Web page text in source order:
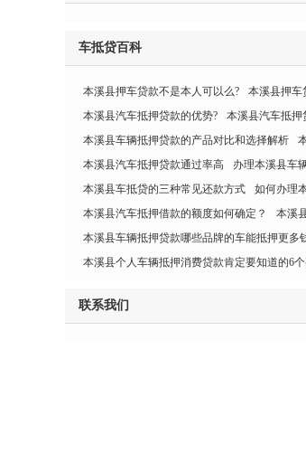
车抵贷百科
本溪县押车贷款不是本人可以么? 本溪县押车
本溪县汽车抵押贷款的优势?
本溪县汽车抵押
本溪县车辆抵押贷款的产品对比和选择解析
本溪县汽车抵押贷款通过率高
办理本溪县车
本溪县车抵贷的三种常见还款方式
如何办理
本溪县汽车抵押借款的额度如何确定？
本溪
本溪县车辆抵押贷款哪些品牌的车能抵押更多
本溪县个人车辆抵押消费贷款肯定要知道的6
联系我们